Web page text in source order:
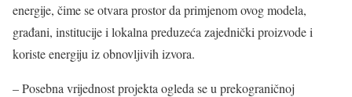
energije, čime se otvara prostor da primjenom ovog modela,
građani, institucije i lokalna preduzeća zajednički proizvode i
koriste energiju iz obnovljivih izvora.
– Posebna vrijednost projekta ogleda se u prekograničnoj